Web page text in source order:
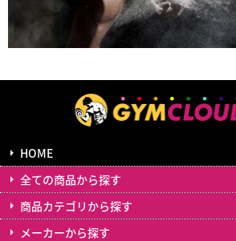
HOME
全ての商品から探す
商品カテゴリから探す
メーカーから探す